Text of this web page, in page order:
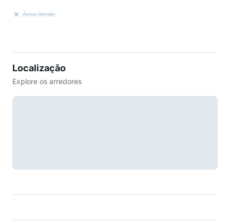
Área Verde
Localização
Explore os arredores